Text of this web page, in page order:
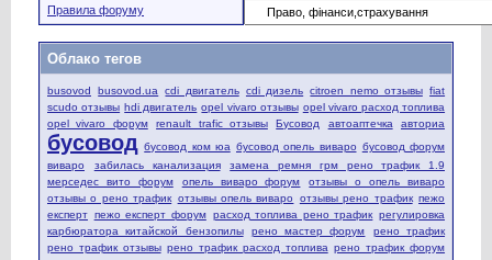
Правила форуму
Облако тегов
busovod busovod.ua cdi двигатель cdi дизель citroen nemo отзывы fiat
scudo отзывы hdi двигатель opel vivaro отзывы opel vivaro расход топлива
opel vivaro форум
renault trafic отзывы Бусовод автоаптечка авториа
бусовод бусовод ком юа бусовод опель виваро бусовод форум
виваро
забилась канализация
замена ремня грм рено трафик 1.9
мерседес вито форум
опель виваро форум
отзывы о опель виваро
отзывы о рено трафик отзывы опель виваро отзывы рено трафик пежо
експерт пежо експерт форум расход топлива рено трафик регулировка
карбюратора китайской бензопилы
рено мастер форум
рено трафик
рено трафик отзывы рено трафик расход топлива рено трафик форум